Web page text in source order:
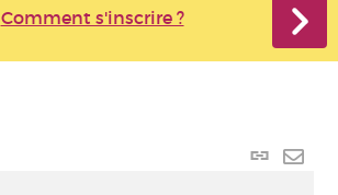
Comment s'inscrire ?
Lien